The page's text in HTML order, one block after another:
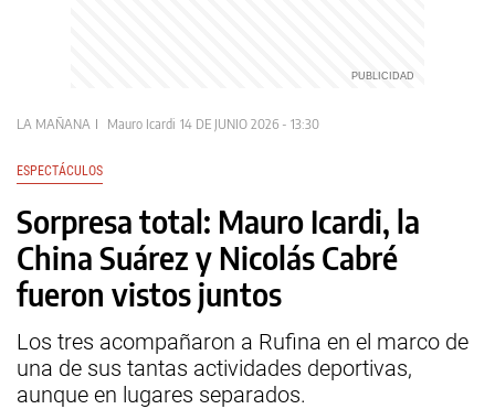
LA MAÑANA Mauro Icardi 14 DE JUNIO 2026 - 13:30
ESPECTÁCULOS
Sorpresa total: Mauro Icardi, la
China Suárez y Nicolás Cabré
fueron vistos juntos
Los tres acompañaron a Rufina en el marco de
una de sus tantas actividades deportivas,
aunque en lugares separados.